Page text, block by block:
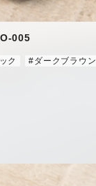
005
ク #ダークブラウン